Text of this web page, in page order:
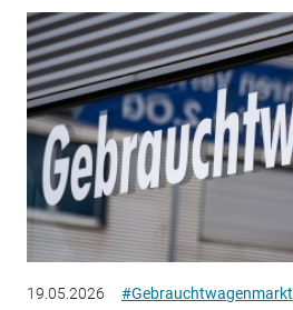
19.05.2026 #Gebrauchtwagenmarkt